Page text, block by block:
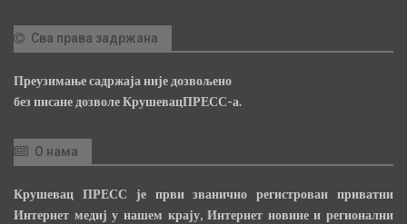
Сва права задржана
Преузимање садржаја није дозвољено
без писане дозволе КрушевацПРЕСС-а.
О нама
Крушевац ПРЕСС је први званично регистрован приватни
Интернет медиј у нашем крају, Интернет новине и регионални